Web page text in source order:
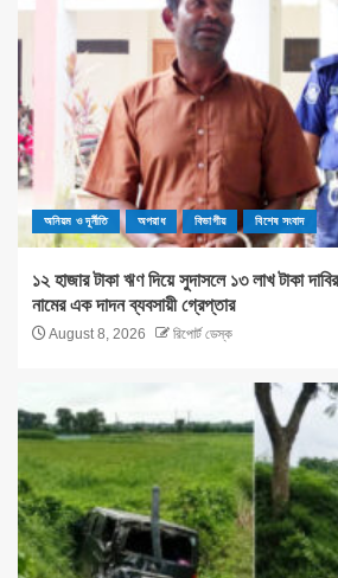
অনিয়ম ও দূর্নীতি অপরাধ বিভাগীয় বিশেষ সংবাদ
১২ হাজার টাকা ঋণ দিয়ে সুদাসলে ১৩ লাখ টাকা
নামের এক দাদন ব্যবসায়ী গ্রেপ্তার
August 8, 2026 রিপোর্ট ডেস্ক